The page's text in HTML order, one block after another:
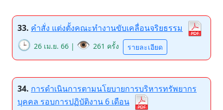
33. คำสั่ง แต่งตั้งคณะทำงานขับเคลื่อนจริยธรรม
🕒 26 เม.ย. 66 | 👁️ 261 ครั้ง รายละเอียด
34. การดำเนินการตามนโยบายการบริหารทรัพยากร
บุคคล รอบการปฏิบัติงาน 6 เดือน